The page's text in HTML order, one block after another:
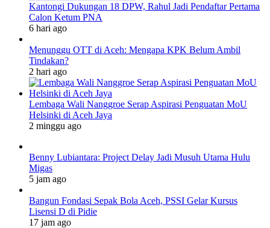
Kantongi Dukungan 18 DPW, Rahul Jadi Pendaftar Pertama
Calon Ketum PNA
6 hari ago
Menunggu OTT di Aceh: Mengapa KPK Belum Ambil
Tindakan?
2 hari ago
Lembaga Wali Nanggroe Serap Aspirasi Penguatan MoU
Helsinki di Aceh Jaya
2 minggu ago
Benny Lubiantara: Project Delay Jadi Musuh Utama Hulu
Migas
5 jam ago
Bangun Fondasi Sepak Bola Aceh, PSSI Gelar Kursus
Lisensi D di Pidie
17 jam ago